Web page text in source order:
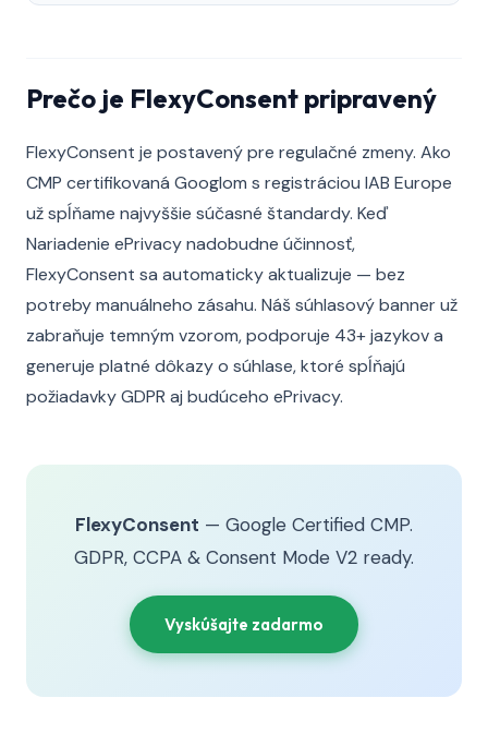
Prečo je FlexyConsent pripravený
FlexyConsent je postavený pre regulačné zmeny. Ako
CMP certifikovaná Googlom s registráciou IAB Europe
už spĺňame najvyššie súčasné štandardy. Keď
Nariadenie ePrivacy nadobudne účinnosť,
FlexyConsent sa automaticky aktualizuje — bez
potreby manuálneho zásahu. Náš súhlasový banner už
zabraňuje temným vzorom, podporuje 43+ jazykov a
generuje platné dôkazy o súhlase, ktoré spĺňajú
požiadavky GDPR aj budúceho ePrivacy.
FlexyConsent — Google Certified CMP.
GDPR, CCPA & Consent Mode V2 ready.
Vyskúšajte zadarmo